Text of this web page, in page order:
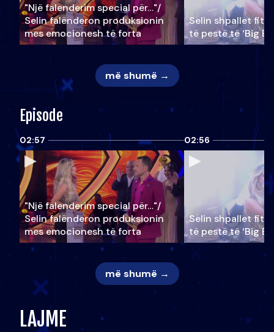
"Një falenderim special për…"/
Selin falënderon produksionin
mes emocionesh të forta
Selin shpallet
të pestë të ‘Big
më shumë →
Episode
02:57
"Një falenderim special për…"/
Selin falënderon produksionin
mes emocionesh të forta
02:56
Selin shpallet
të pestë të ‘Big
më shumë →
LAJME